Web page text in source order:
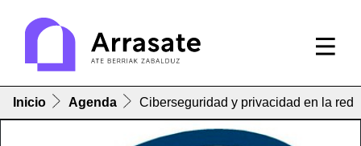
Inicio Agenda Ciberseguridad y privacidad en la red